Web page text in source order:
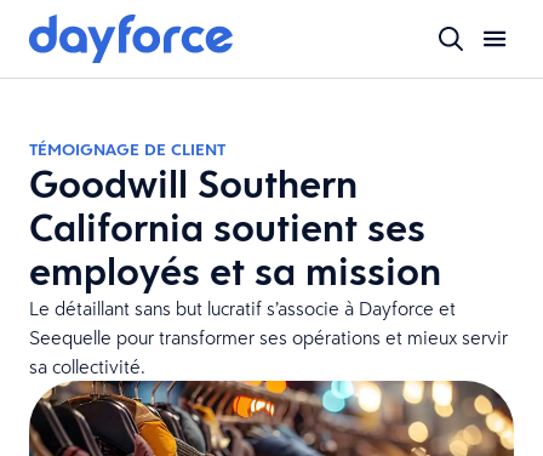
TÉMOIGNAGE DE CLIENT
Goodwill Southern
California soutient ses
employés et sa mission
Le détaillant sans but lucratif s’associe à Dayforce et
Seequelle pour transformer ses opérations et mieux servir
sa collectivité.